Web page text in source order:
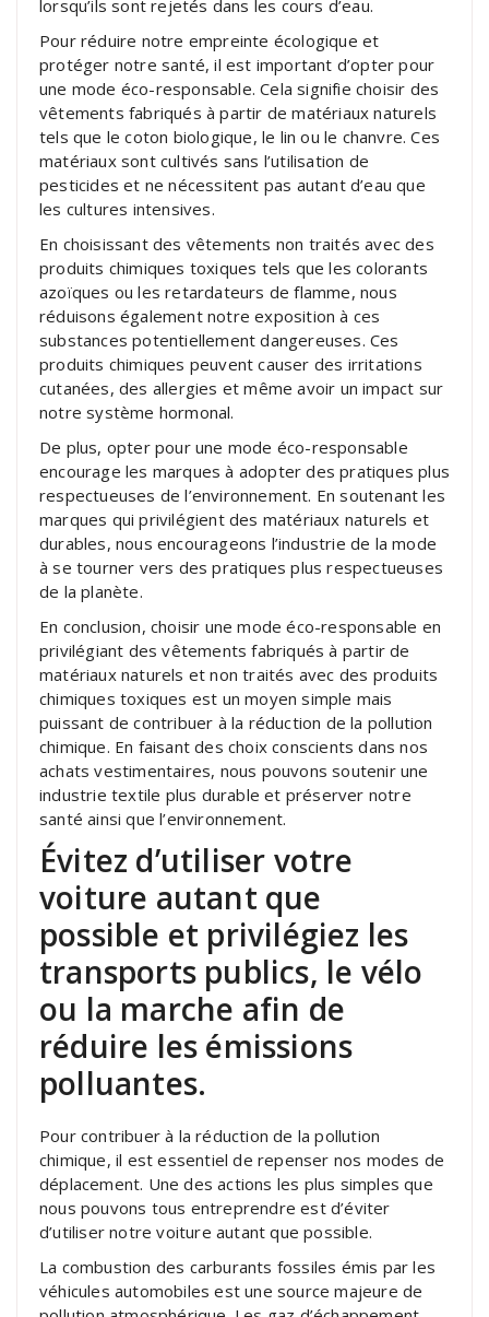
lorsqu’ils sont rejetés dans les cours d’eau.
Pour réduire notre empreinte écologique et
protéger notre santé, il est important d’opter pour
une mode éco-responsable. Cela signifie choisir des
vêtements fabriqués à partir de matériaux naturels
tels que le coton biologique, le lin ou le chanvre. Ces
matériaux sont cultivés sans l’utilisation de
pesticides et ne nécessitent pas autant d’eau que
les cultures intensives.
En choisissant des vêtements non traités avec des
produits chimiques toxiques tels que les colorants
azoïques ou les retardateurs de flamme, nous
réduisons également notre exposition à ces
substances potentiellement dangereuses. Ces
produits chimiques peuvent causer des irritations
cutanées, des allergies et même avoir un impact sur
notre système hormonal.
De plus, opter pour une mode éco-responsable
encourage les marques à adopter des pratiques plus
respectueuses de l’environnement. En soutenant les
marques qui privilégient des matériaux naturels et
durables, nous encourageons l’industrie de la mode
à se tourner vers des pratiques plus respectueuses
de la planète.
En conclusion, choisir une mode éco-responsable en
privilégiant des vêtements fabriqués à partir de
matériaux naturels et non traités avec des produits
chimiques toxiques est un moyen simple mais
puissant de contribuer à la réduction de la pollution
chimique. En faisant des choix conscients dans nos
achats vestimentaires, nous pouvons soutenir une
industrie textile plus durable et préserver notre
santé ainsi que l’environnement.
Évitez d’utiliser votre
voiture autant que
possible et privilégiez les
transports publics, le vélo
ou la marche afin de
réduire les émissions
polluantes.
Pour contribuer à la réduction de la pollution
chimique, il est essentiel de repenser nos modes de
déplacement. Une des actions les plus simples que
nous pouvons tous entreprendre est d’éviter
d’utiliser notre voiture autant que possible.
La combustion des carburants fossiles émis par les
véhicules automobiles est une source majeure de